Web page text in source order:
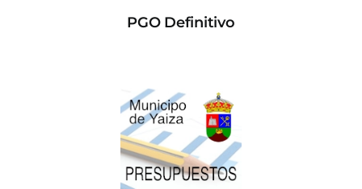
PGO Definitivo